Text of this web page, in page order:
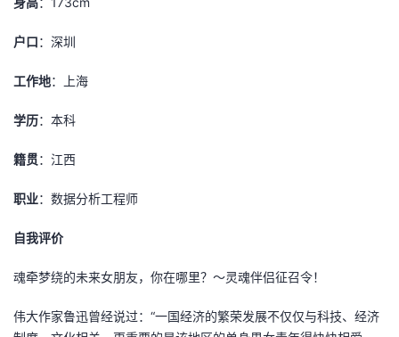
户口：深圳
工作地：上海
学历：本科
籍贯：江西
职业：数据分析工程师
自我评价
魂牵梦绕的未来女朋友，你在哪里？～灵魂伴侣征召令！
伟大作家鲁迅曾经说过：“一国经济的繁荣发展不仅仅与科技、经济